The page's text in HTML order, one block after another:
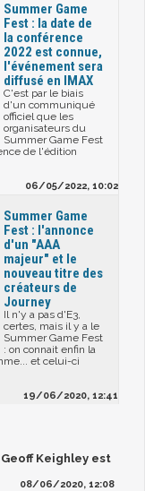
Summer Game
Fest : la date de
la conférence
2022 est connue,
l'événement sera
diffusé en IMAX
C'est par le biais
d'un communiqué
officiel que les
organisateurs du
Summer Game Fest
de l'édition
06/05/2022, 10:02
Summer Game
Fest : l'annonce
d'un "AAA
majeur" et le
nouveau titre des
créateurs de
Journey
Il n'y a pas d'E3,
certes, mais il y a le
Summer Game Fest
: on connait enfin la
et celui-ci
19/06/2020, 12:41
Keighley est
08/06/2020, 12:08